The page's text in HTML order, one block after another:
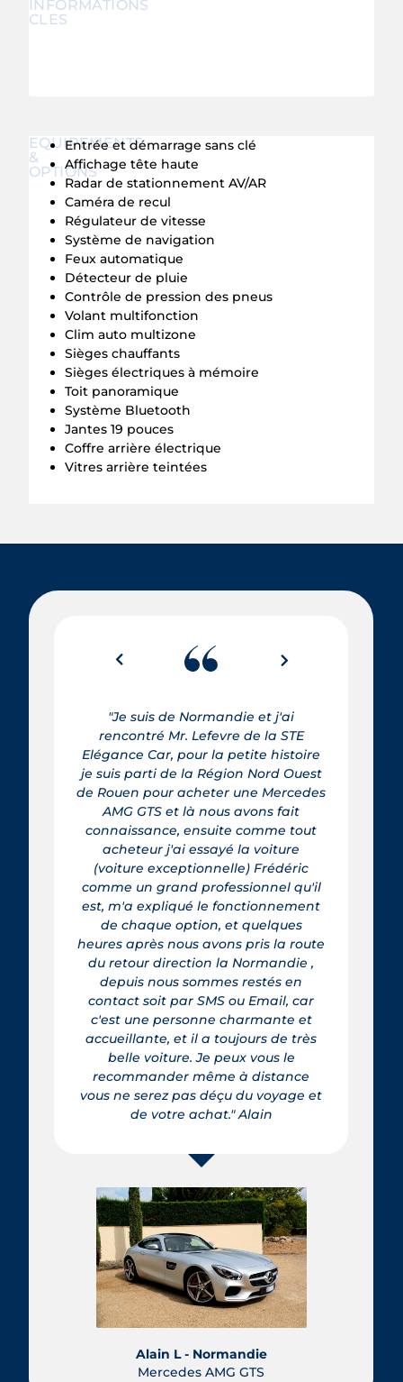
INFORMATIONS
CLES
EQUIPEMENTS
&
OPTIONS
Entrée et démarrage sans clé
Affichage tête haute
Radar de stationnement AV/AR
Caméra de recul
Régulateur de vitesse
Système de navigation
Feux automatique
Détecteur de pluie
Contrôle de pression des pneus
Volant multifonction
Clim auto multizone
Sièges chauffants
Sièges électriques à mémoire
Toit panoramique
Système Bluetooth
Jantes 19 pouces
Coffre arrière électrique
Vitres arrière teintées
Alain L - Normandie
Mercedes AMG GTS
"Je suis de Normandie et j'ai
rencontré Mr. Lefevre de la STE
Elégance Car, pour la petite histoire
je suis parti de la Région Nord Ouest
de Rouen pour acheter une Mercedes
AMG GTS et là nous avons fait
connaissance, ensuite comme tout
acheteur j'ai essayé la voiture
(voiture exceptionnelle) Frédéric
comme un grand professionnel qu'il
est, m'a expliqué le fonctionnement
de chaque option, et quelques
heures après nous avons pris la route
du retour direction la Normandie ,
depuis nous sommes restés en
contact soit par SMS ou Email, car
c'est une personne charmante et
accueillante, et il a toujours de très
belle voiture. Je peux vous le
recommander même à distance
vous ne serez pas déçu du voyage et
de votre achat." Alain